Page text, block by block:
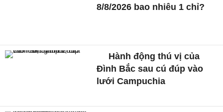
8/8/2026 bao nhiêu 1 chỉ?
Hành động thú vị của
Đình Bắc sau cú đúp vào
lưới Campuchia